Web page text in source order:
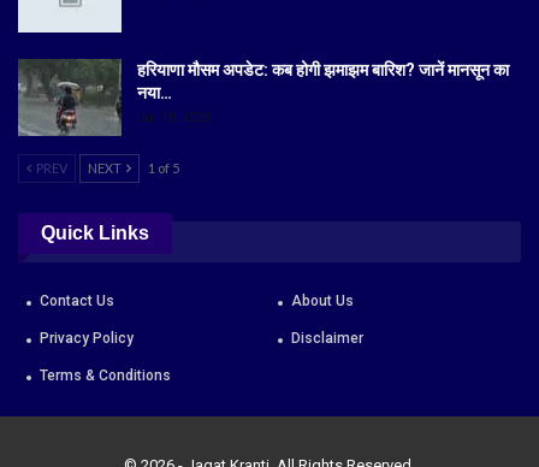
हरियाणा मौसम अपडेट: कब होगी झमाझम बारिश? जानें मानसून का
नया…
Jul 18, 2026
PREV NEXT 1 of 5
Quick Links
Contact Us About Us
Privacy Policy Disclaimer
Terms & Conditions